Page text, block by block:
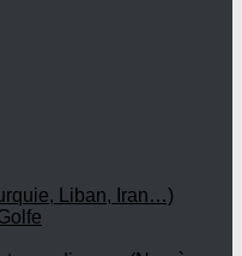
Liban, Iran…)